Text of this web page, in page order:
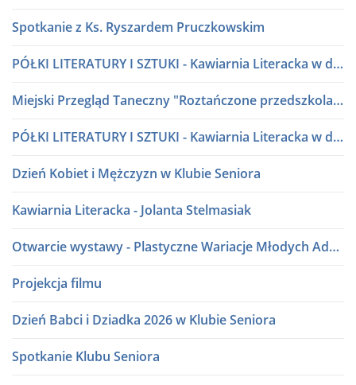
Spotkanie z Ks. Ryszardem Pruczkowskim
PÓŁKI LITERATURY I SZTUKI - Kawiarnia Literacka w dialogu
Miejski Przegląd Taneczny "Roztańczone przedszkolaki" lata 80 i 90
PÓŁKI LITERATURY I SZTUKI - Kawiarnia Literacka w dialogu
Dzień Kobiet i Mężczyzn w Klubie Seniora
Kawiarnia Literacka - Jolanta Stelmasiak
Otwarcie wystawy - Plastyczne Wariacje Młodych Adeptów Sztuki
Projekcja filmu
Dzień Babci i Dziadka 2026 w Klubie Seniora
Spotkanie Klubu Seniora